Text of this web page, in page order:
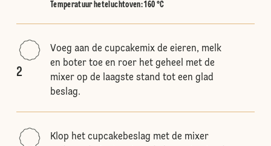
Temperatuur heteluchtoven:160 °C
2
Voeg aan de cupcakemix de eieren, melk
en boter toe en roer het geheel met de
mixer op de laagste stand tot een glad
beslag.
Klop het cupcakebeslag met de mixer